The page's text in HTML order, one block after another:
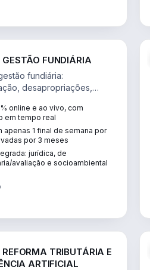
FUNDIÁRIA
fundiária:
desapropriações,
em projetos de
online e ao vivo, com
em tempo real
apenas 1 final de semana por
por 3 meses
jurídica, de
avaliação e socioambiental
TRIBUTÁRIA E
ARTIFICIAL